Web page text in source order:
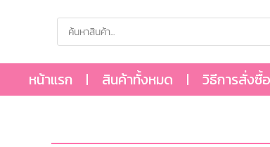
หน้าแรก สินค้าทั้งหมด วิธีการสั่งซื้อ